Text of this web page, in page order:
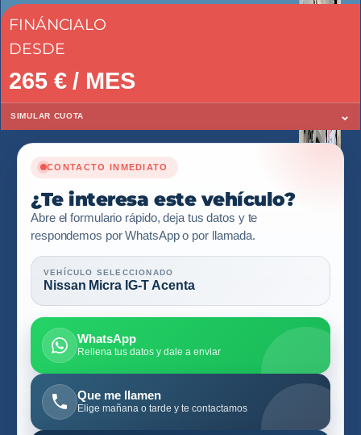
FINÁNCIALO
DESDE
265€ / MES
SIMULAR CUOTA ⌄
CONTACTO INMEDIATO
¿Te interesa este vehículo?
Abre el formulario rápido, deja tus datos y te
respondemos por WhatsApp o por llamada.
VEHÍCULO SELECCIONADO
Nissan Micra IG-T Acenta
WhatsApp
Rellena tus datos y dale a enviar
Que me llamen
Elige mañana o tarde y te contactamos